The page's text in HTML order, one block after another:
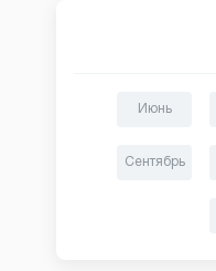
Июнь
Сентябрь